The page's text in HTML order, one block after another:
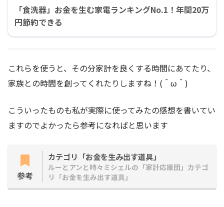
「食洗器」お金を生む家電ランキングNo.1！年間20万
円節約できる
これらを使うと、その分家計を良くする時間にあてたり、
家族との時間を創ってくれたりしますね！(＾ω＾)
こういったものも私が実際に使ってみたの感想を書いてい
ますのでよかったら参考になればと思います
参考
カテゴリ「お金を生み出す道具」
ルーとアンと時々ミシェルの「家計応援団」カテゴ
リ「お金を生み出す道具」